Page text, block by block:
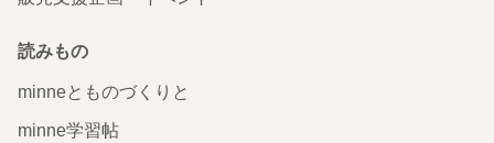
読みもの
minneとものづくりと
minne学習帖